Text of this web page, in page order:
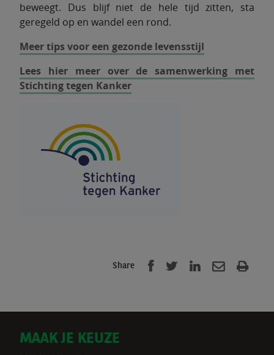
beweegt. Dus blijf niet de hele tijd zitten, sta
geregeld op en wandel een rond.
Meer tips voor een gezonde levensstijl
Lees hier meer over de samenwerking met
Stichting tegen Kanker
Share
D
MAAK JE KEUZE